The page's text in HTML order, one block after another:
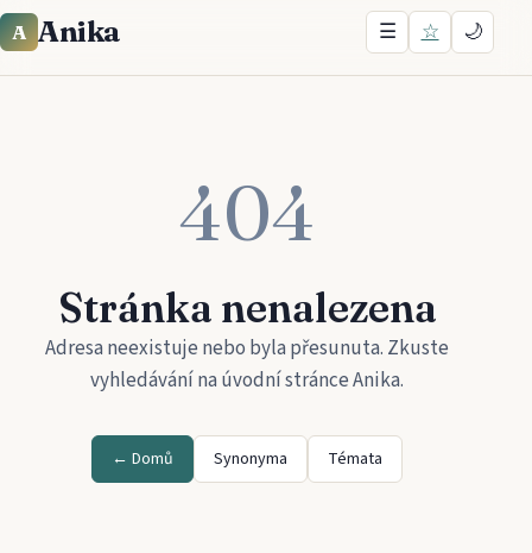
A Anika ☰ ☆ 🌙
404
Stránka nenalezena
Adresa neexistuje nebo byla přesunuta. Zkuste
vyhledávání na úvodní stránceAnika.
← Domů Synonyma Témata